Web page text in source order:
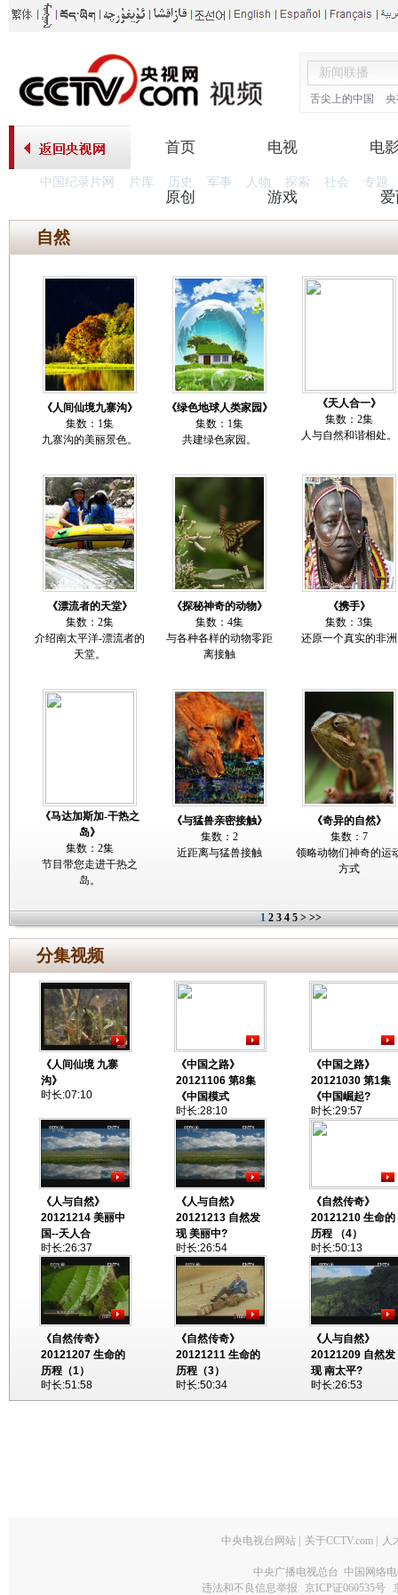
舌尖上的中国
首页 电视 电
中国纪录片网 片库 历史 军事 人物 探索 社会 专题
原创 游戏
自然
《人间仙境九寨沟》
集数：1集
九寨沟的美丽景色。
《绿色地球人类家园》
集数：1集
共建绿色家园。
《天人合一》
集数：2集
人与自然和谐相处。
《漂流者的天堂》
集数：2集
介绍南太平洋-漂流者的
天堂。
《探秘神奇的动物》
集数：4集
与各种各样的动物零距
离接触
《携手》
集数：3集
还原一个真实的非洲
《马达加斯加-干热之
岛》
集数：2集
节目带您走进干热之
岛。
《与猛兽亲密接触》
集数：2
近距离与猛兽接触
《奇异的自然》
集数：7
领略动物们神奇的运
方式
1 2 3 4 5 > >>
分集视频
《人间仙境 九寨
沟》
时长:07:10
《中国之路》
20121106 第8集
《中国模式
时长:28:10
《中国之路》
20121030 第1集
《中国崛起?
时长:29:57
《人与自然》
20121214 美丽中
国--天人合
时长:26:37
《人与自然》
20121213 自然发
现 美丽中?
时长:26:54
《自然传奇》
20121210 生命的
历程 （4）
时长:50:13
《自然传奇》
20121207 生命的
历程（1）
时长:51:58
《自然传奇》
20121211 生命的
历程（3）
时长:50:34
《人与自然》
20121209 自然发
现 南太平?
时长:26:53
中央电视台网站 关于CCTV.com 人
中央广播电视总台 中国网络
违法和不良信息举报
京ICP证060535号